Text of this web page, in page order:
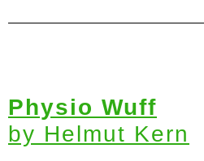
Physio Wuff
by Helmut Kern